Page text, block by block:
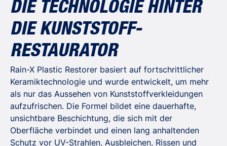
DIE TECHNOLOGIE HINTER
DIE KUNSTSTOFF-
RESTAURATOR
Rain-X Plastic Restorer basiert auf fortschrittlicher
Keramiktechnologie und wurde entwickelt, um mehr
als nur das Aussehen von Kunststoffverkleidungen
aufzufrischen. Die Formel bildet eine dauerhafte,
unsichtbare Beschichtung, die sich mit der
Oberfläche verbindet und einen lang anhaltenden
Schutz vor UV-Strahlen, Ausbleichen, Rissen und